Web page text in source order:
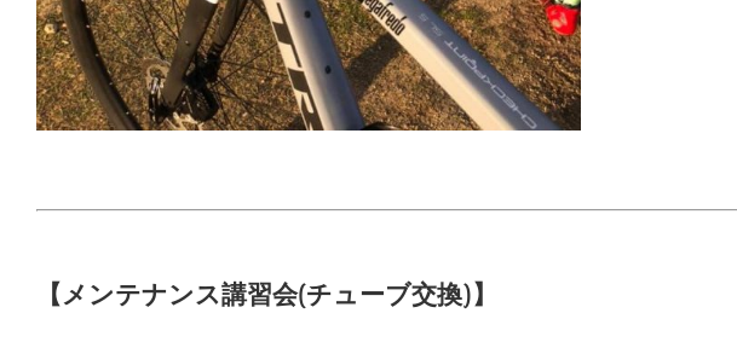
【メンテナンス講習会(チューブ交換)】